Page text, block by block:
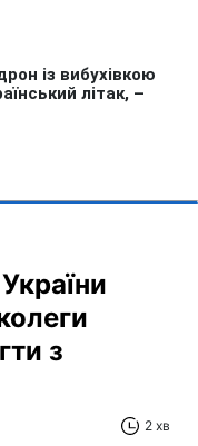
з
2 хв